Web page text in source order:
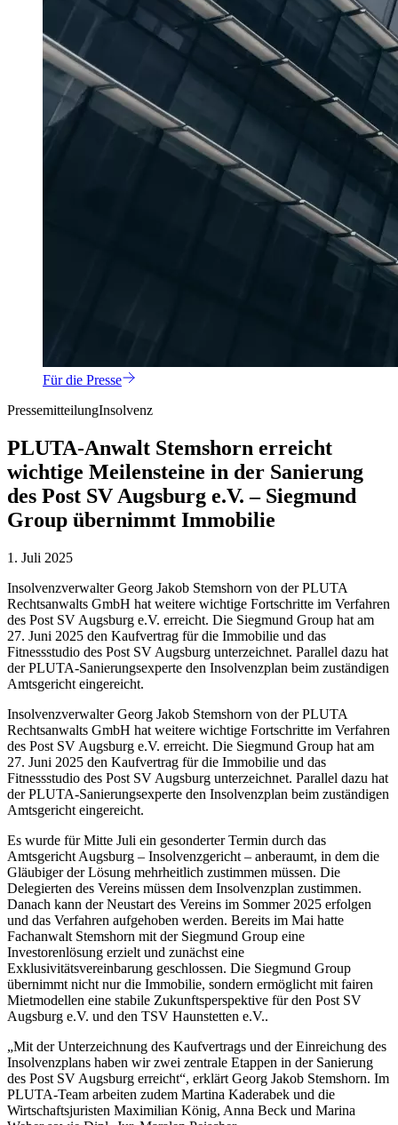
Für die Presse
PressemitteilungInsolvenz
PLUTA-Anwalt Stemshorn erreicht
wichtige Meilensteine in der Sanierung
des Post SV Augsburg e.V. – Siegmund
Group übernimmt Immobilie
1. Juli 2025
Insolvenzverwalter Georg Jakob Stemshorn von der PLUTA
Rechtsanwalts GmbH hat weitere wichtige Fortschritte im Verfahren
des Post SV Augsburg e.V. erreicht. Die Siegmund Group hat am
27. Juni 2025 den Kaufvertrag für die Immobilie und das
Fitnessstudio des Post SV Augsburg unterzeichnet. Parallel dazu hat
der PLUTA-Sanierungsexperte den Insolvenzplan beim zuständigen
Amtsgericht eingereicht.
Insolvenzverwalter Georg Jakob Stemshorn von der PLUTA
Rechtsanwalts GmbH hat weitere wichtige Fortschritte im Verfahren
des Post SV Augsburg e.V. erreicht. Die Siegmund Group hat am
27. Juni 2025 den Kaufvertrag für die Immobilie und das
Fitnessstudio des Post SV Augsburg unterzeichnet. Parallel dazu hat
der PLUTA-Sanierungsexperte den Insolvenzplan beim zuständigen
Amtsgericht eingereicht.
Es wurde für Mitte Juli ein gesonderter Termin durch das
Amtsgericht Augsburg – Insolvenzgericht – anberaumt, in dem die
Gläubiger der Lösung mehrheitlich zustimmen müssen. Die
Delegierten des Vereins müssen dem Insolvenzplan zustimmen.
Danach kann der Neustart des Vereins im Sommer 2025 erfolgen
und das Verfahren aufgehoben werden. Bereits im Mai hatte
Fachanwalt Stemshorn mit der Siegmund Group eine
Investorenlösung erzielt und zunächst eine
Exklusivitätsvereinbarung geschlossen. Die Siegmund Group
übernimmt nicht nur die Immobilie, sondern ermöglicht mit fairen
Mietmodellen eine stabile Zukunftsperspektive für den Post SV
Augsburg e.V. und den TSV Haunstetten e.V..
„Mit der Unterzeichnung des Kaufvertrags und der Einreichung des
Insolvenzplans haben wir zwei zentrale Etappen in der Sanierung
des Post SV Augsburg erreicht“, erklärt Georg Jakob Stemshorn. Im
PLUTA-Team arbeiten zudem Martina Kaderabek und die
Wirtschaftsjuristen Maximilian König, Anna Beck und Marina